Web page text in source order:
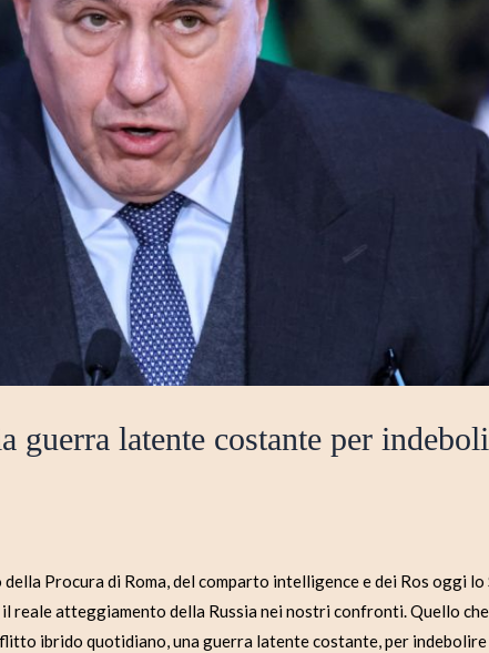
guerra latente costante per
della Procura di Roma, del comparto intelligence e dei Ros oggi
reale atteggiamento della Russia nei nostri confronti. Quello che
ibrido quotidiano, una guerra latente costante, per